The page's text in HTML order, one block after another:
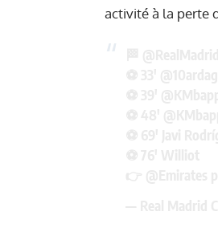
activité à la perte